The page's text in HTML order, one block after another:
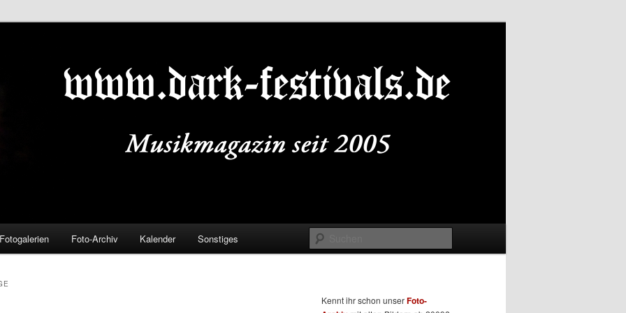
Fotogalerien Foto-Archiv Kalender Sonstiges
Kennt ihr schon unserFoto-